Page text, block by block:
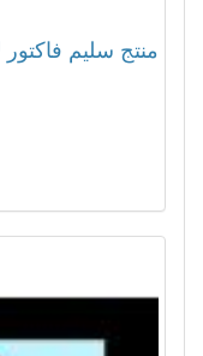
منتج سليم فاكتور